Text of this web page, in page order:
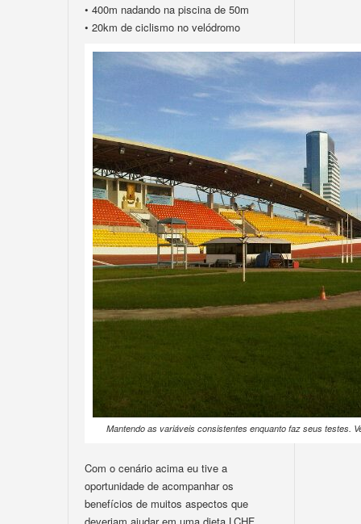
• 400m nadando na piscina de 50m
• 20km de ciclismo no velódromo
Mantendo as variáveis consistentes enquanto faz seus testes.
Com o cenário acima eu tive a
oportunidade de acompanhar os
benefícios de muitos aspectos que